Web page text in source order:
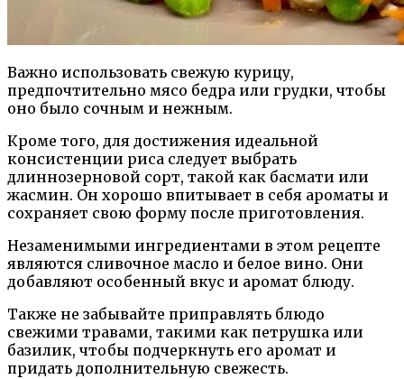
Важно использовать свежую курицу,
предпочтительно мясо бедра или грудки, чтобы
оно было сочным и нежным.
Кроме того, для достижения идеальной
консистенции риса следует выбрать
длиннозерновой сорт, такой как басмати или
жасмин. Он хорошо впитывает в себя ароматы и
сохраняет свою форму после приготовления.
Незаменимыми ингредиентами в этом рецепте
являются сливочное масло и белое вино. Они
добавляют особенный вкус и аромат блюду.
Также не забывайте приправлять блюдо
свежими травами, такими как петрушка или
базилик, чтобы подчеркнуть его аромат и
придать дополнительную свежесть.